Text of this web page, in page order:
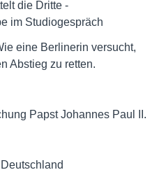
die Dritte -
im Studiogespräch
eine Berlinerin versucht,
Abstieg zu retten.
Papst Johannes Paul II.